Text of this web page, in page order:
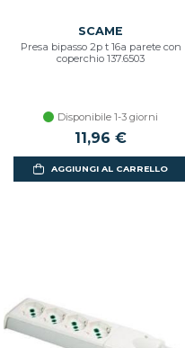
SCAME
Presa bipasso 2p t 16a parete con
coperchio 137.6503
Disponibile 1-3 giorni
11,96 €
AGGIUNGI AL CARRELLO